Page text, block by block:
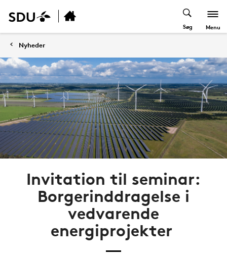
Søg Menu
Nyheder
Invitation til seminar:
Borgerinddragelse i
vedvarende
energiprojekter